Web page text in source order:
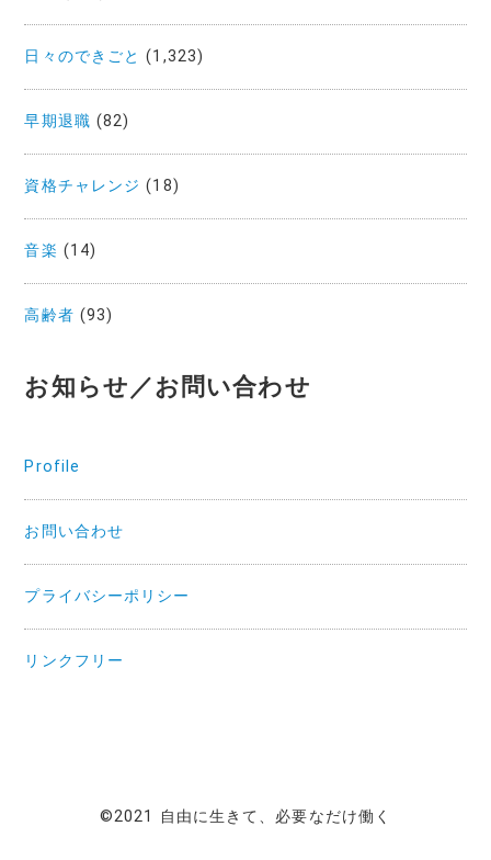
日々のできごと (1,323)
早期退職 (82)
資格チャレンジ (18)
音楽 (14)
高齢者 (93)
お知らせ／お問い合わせ
Profile
お問い合わせ
プライバシーポリシー
リンクフリー
©2021 自由に生きて、必要なだけ働く